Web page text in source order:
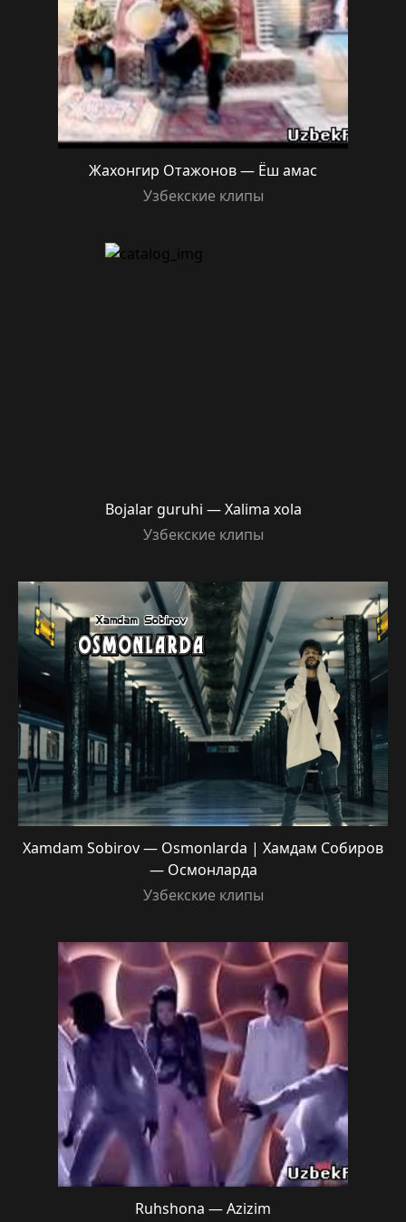
Жахонгир Отажонов — Ёш амас
Узбекские клипы
Bojalar guruhi — Xalima xola
Узбекские клипы
Xamdam Sobirov — Osmonlarda | Хамдам Собиров
— Осмонларда
Узбекские клипы
Ruhshona — Azizim